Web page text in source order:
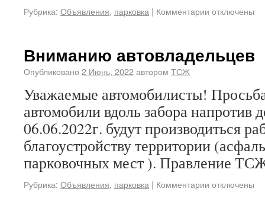
Рубрика: Объявления, парковка | Комментарии отключены
Вниманию автовладельцев
Опубликовано 2 Июнь, 2022автором ТСЖ
Уважаемые автомобилисты!
автомобили вдоль забора напротив
06.06.2022г. будут производиться
благоустройству территории
парковочных мест ). Правление
Рубрика: Объявления, парковка | Комментарии отключены